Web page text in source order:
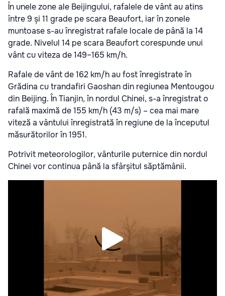
În unele zone ale Beijingului, rafalele de vânt au atins
între 9 și 11 grade pe scara Beaufort, iar în zonele
muntoase s-au înregistrat rafale locale de până la 14
grade. Nivelul 14 pe scara Beaufort corespunde unui
vânt cu viteza de 149–165 km/h.
Rafale de vânt de 162 km/h au fost înregistrate în
Grădina cu trandafiri Gaoshan din regiunea Mentougou
din Beijing. În Tianjin, în nordul Chinei, s-a înregistrat o
rafală maximă de 155 km/h (43 m/s) – cea mai mare
viteză a vântului înregistrată în regiune de la începutul
măsurătorilor în 1951.
Potrivit meteorologilor, vânturile puternice din nordul
Chinei vor continua până la sfârșitul săptămânii.